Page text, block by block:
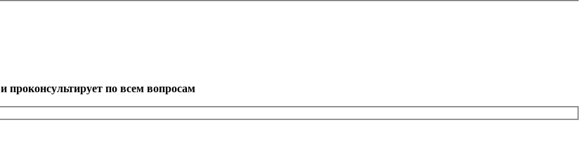
и проконсультирует по всем вопросам